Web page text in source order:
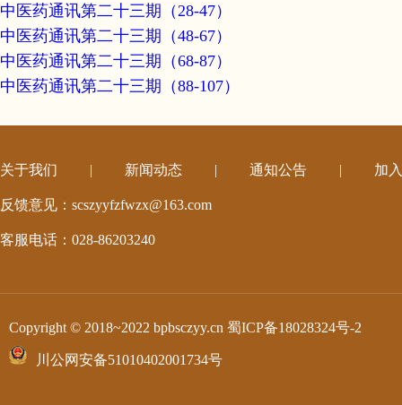
中医药通讯第二十三期（28-47）
中医药通讯第二十三期（48-67）
中医药通讯第二十三期（68-87）
中医药通讯第二十三期（88-107）
关于我们 | 新闻动态 | 通知公告 | 加
反馈意见：scszyyfzfwzx@163.com
客服电话：028-86203240
Copyright © 2018~2022 bpbsczyy.cn 蜀ICP备18028324号-2
川公网安备51010402001734号